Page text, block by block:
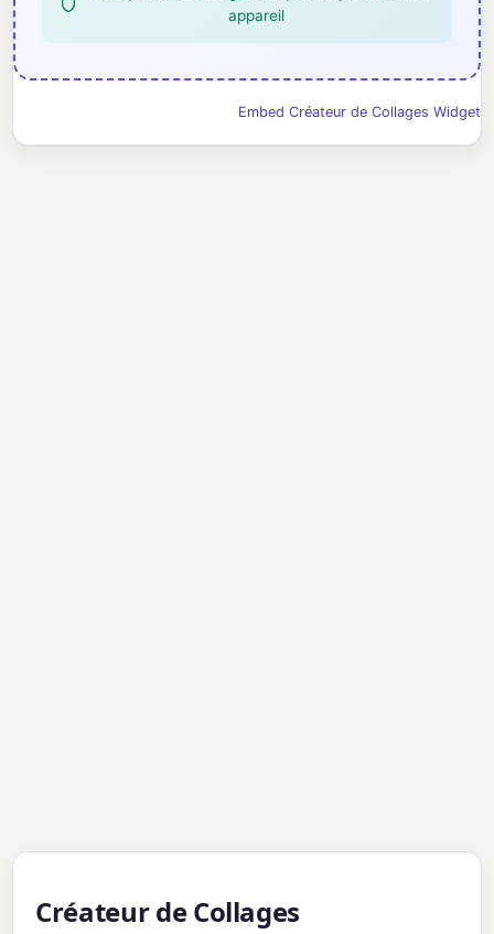
appareil
Embed Créateur de Collages Widget
Créateur de Collages